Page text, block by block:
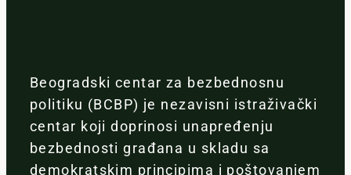
Beogradski centar za bezbednosnu
politiku (BCBP) je nezavisni istraživački
centar koji doprinosi unapređenju
bezbednosti građana u skladu sa
demokratskim principima i poštovanjem